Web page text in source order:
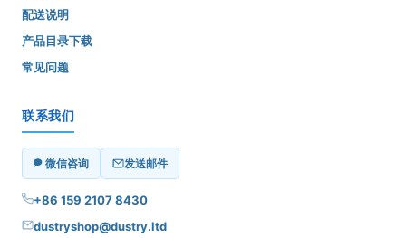
配送说明
产品目录下载
常见问题
联系我们
微信咨询 发送邮件
+86 159 2107 8430
dustryshop@dustry.ltd